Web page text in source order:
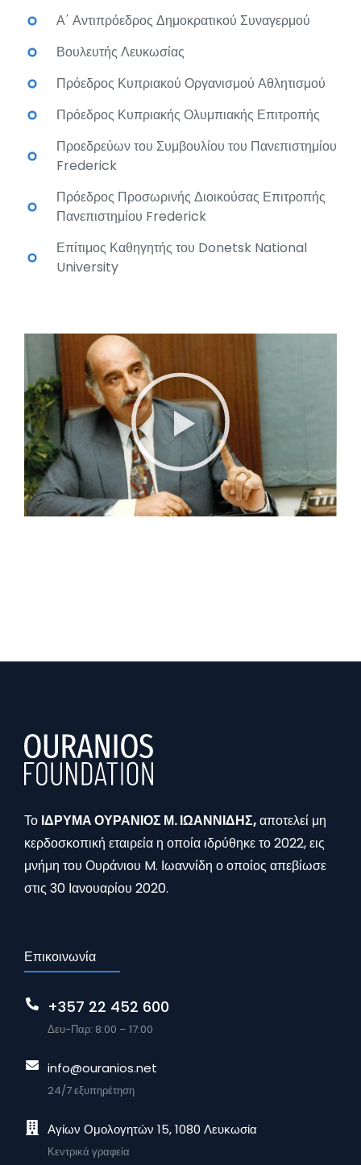
Α΄ Αντιπρόεδρος Δημοκρατικού Συναγερμού
Βουλευτής Λευκωσίας
Πρόεδρος Κυπριακού Οργανισμού Αθλητισμού
Πρόεδρος Κυπριακής Ολυμπιακής Επιτροπής
Προεδρεύων του Συμβουλίου του Πανεπιστημίου
Frederick
Πρόεδρος Προσωρινής Διοικούσας Επιτροπής
Πανεπιστημίου Frederick
Επίτιμος Καθηγητής του Donetsk National
University
Το ΙΔΡΥΜΑ ΟΥΡΑΝΙΟΣ Μ. ΙΩΑΝΝΙΔΗΣ,αποτελεί μη
κερδοσκοπική εταιρεία η οποία ιδρύθηκε το 2022, εις
μνήμη του Ουράνιου M. Ιωαννίδη ο οποίος απεβίωσε
στις 30 Ιανουαρίου 2020.
Επικοινωνία
+357 22 452 600
Δευ-Παρ: 8:00 – 17:00
info@ouranios.net
24/7 εξυπηρέτηση
Αγίων Ομολογητών 15, 1080 Λευκωσία
Κεντρικά γραφεία